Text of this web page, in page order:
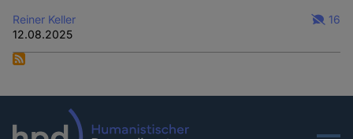
Reiner Keller
12.08.2025
16